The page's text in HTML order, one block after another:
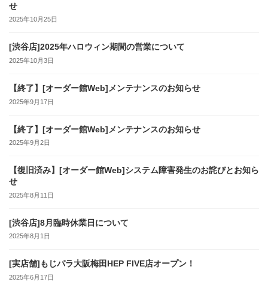
せ
2025年10月25日
[渋谷店]2025年ハロウィン期間の営業について
2025年10月3日
【終了】[オーダー館Web]メンテナンスのお知らせ
2025年9月17日
【終了】[オーダー館Web]メンテナンスのお知らせ
2025年9月2日
【復旧済み】[オーダー館Web]システム障害発生のお詫びとお知ら
せ
2025年8月11日
[渋谷店]8月臨時休業日について
2025年8月1日
[実店舗]もじパラ大阪梅田HEP FIVE店オープン！
2025年6月17日